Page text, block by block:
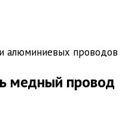
алюминиевых проводов
медный провод